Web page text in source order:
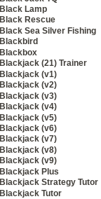
Black Lamp
Black Rescue
Black Sea Silver Fishing
Blackbird
Blackbox
Blackjack (21) Trainer
Blackjack (v1)
Blackjack (v2)
Blackjack (v3)
Blackjack (v4)
Blackjack (v5)
Blackjack (v6)
Blackjack (v7)
Blackjack (v8)
Blackjack (v9)
Blackjack Plus
Blackjack Strategy Tutor
Blackjack Tutor